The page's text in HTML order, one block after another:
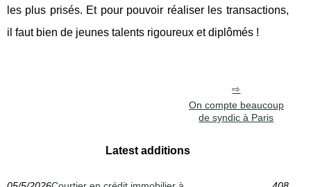
les plus prisés. Et pour pouvoir réaliser les transactions,
il faut bien de jeunes talents rigoureux et diplômés !
On compte beaucoup
de syndic à Paris
Latest additions